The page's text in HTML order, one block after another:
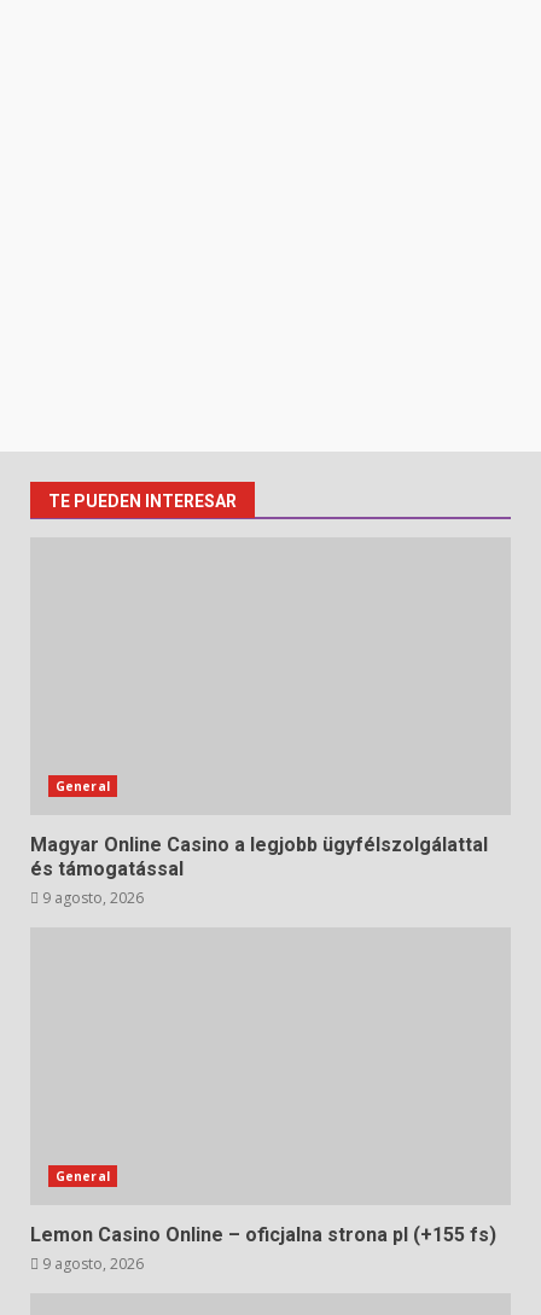
TE PUEDEN INTERESAR
General
Magyar Online Casino a legjobb ügyfélszolgálattal
és támogatással
9 agosto, 2026
General
Lemon Casino Online – oficjalna strona pl (+155 fs)
9 agosto, 2026